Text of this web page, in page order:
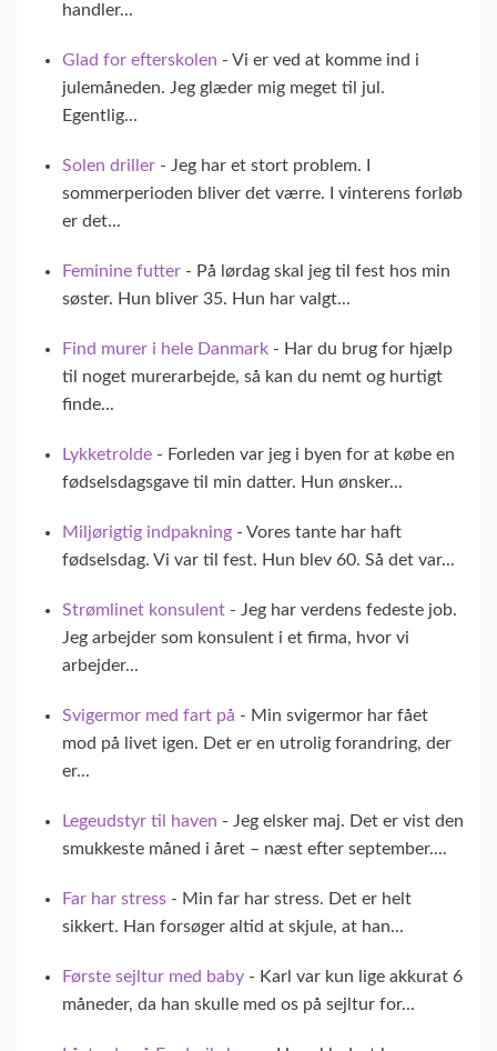
handler...
Glad for efterskolen - Vi er ved at komme ind i
julemåneden. Jeg glæder mig meget til jul.
Egentlig...
Solen driller - Jeg har et stort problem. I
sommerperioden bliver det værre. I vinterens forløb
er det...
Feminine futter - På lørdag skal jeg til fest hos min
søster. Hun bliver 35. Hun har valgt...
Find murer i hele Danmark - Har du brug for hjælp
til noget murerarbejde, så kan du nemt og hurtigt
finde...
Lykketrolde - Forleden var jeg i byen for at købe en
fødselsdagsgave til min datter. Hun ønsker...
Miljørigtig indpakning - Vores tante har haft
fødselsdag. Vi var til fest. Hun blev 60. Så det var...
Strømlinet konsulent - Jeg har verdens fedeste job.
Jeg arbejder som konsulent i et firma, hvor vi
arbejder...
Svigermor med fart på - Min svigermor har fået
mod på livet igen. Det er en utrolig forandring, der
er...
Legeudstyr til haven - Jeg elsker maj. Det er vist den
smukkeste måned i året – næst efter september....
Far har stress - Min far har stress. Det er helt
sikkert. Han forsøger altid at skjule, at han...
Første sejltur med baby - Karl var kun lige akkurat 6
måneder, da han skulle med os på sejltur for...